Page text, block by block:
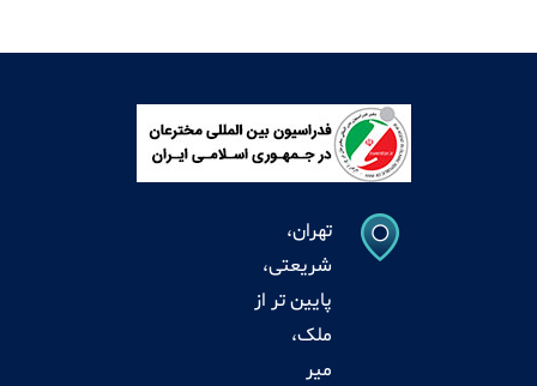
تهران،
شریعتی،
پایین تر از
ملک،
میر